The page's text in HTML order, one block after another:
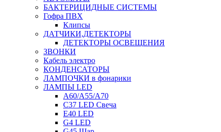
БАКТЕРИЦИДНЫЕ СИСТЕМЫ
Гофра ПВХ
Клипсы
ДАТЧИКИ,ДЕТЕКТОРЫ
ДЕТЕКТОРЫ ОСВЕЩЕНИЯ
ЗВОНКИ
Кабель электро
КОНДЕНСАТОРЫ
ЛАМПОЧКИ в фонарики
ЛАМПЫ LED
A60/A55/A70
C37 LED Свеча
E40 LED
G4 LED